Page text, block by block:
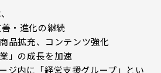
・進化の継続
品拡充、コンテンツ強化
」の成⾧を加速
ジ内に「経営支援グループ」とい